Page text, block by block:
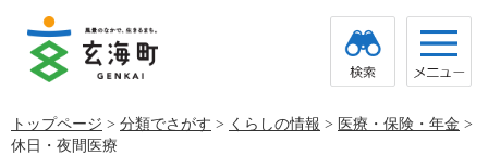
で
す。
ば
し
トップページ > 分類でさがす > くらしの情報 > 医療・保険・年金 >
休日・夜間医療